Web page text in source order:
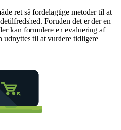
ret så fordelagtige metoder til at
Foruden det er der en
kan formulere en evaluering af
til at vurdere tidligere